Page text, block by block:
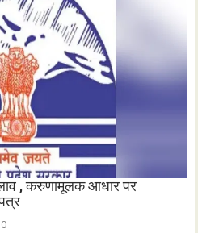
, करुणामूलक आधार पर
0